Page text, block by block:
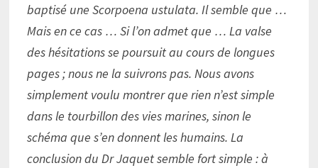
baptisé une Scorpoena ustulata. Il semble que …
Mais en ce cas … Si l’on admet que … La valse
des hésitations se poursuit au cours de longues
pages ; nous ne la suivrons pas. Nous avons
simplement voulu montrer que rien n’est simple
dans le tourbillon des vies marines, sinon le
schéma que s’en donnent les humains. La
conclusion du Dr Jaquet semble fort simple : à